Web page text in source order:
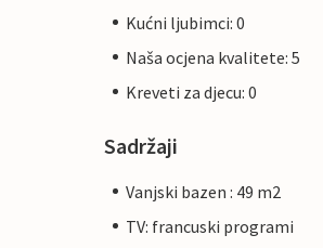
Kućni ljubimci: 0
Naša ocjena kvalitete: 5
Kreveti za djecu: 0
Sadržaji
Vanjski bazen : 49 m2
TV: francuski programi